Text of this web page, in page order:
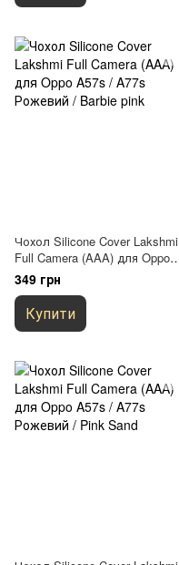
Чохол Silicone Cover Lakshmi
Full Camera (AAA) для Oppo
A57s / A77s Рожевий / Barbie
pink
349 грн
Купити